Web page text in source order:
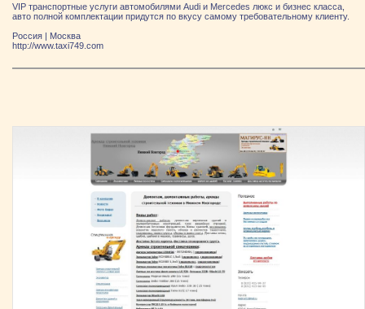
VIP транспортные услуги автомобилями Audi и Mercedes люкс и бизнес класса,
авто полной комплектации придутся по вкусу самому требовательному клиенту.
Россия | Москва
http://www.taxi749.com